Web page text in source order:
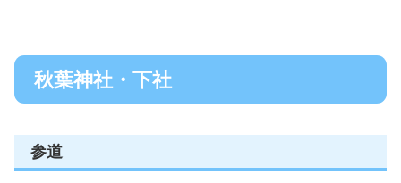
秋葉神社・下社
参道